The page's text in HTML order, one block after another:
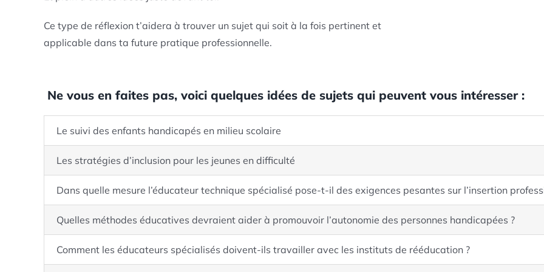
Ce type de réflexion t’aidera à trouver un sujet qui soit à la fois pertinent et
applicable dans ta future pratique professionnelle.
Ne vous en faites pas, voici quelques idées de sujets qui peuvent vous intéresser :
Le suivi des enfants handicapés en milieu scolaire
Les stratégies d’inclusion pour les jeunes en difficulté
Dans quelle mesure l’éducateur technique spécialisé pose-t-il des exigences pesantes sur l’insertion
Quelles méthodes éducatives devraient aider à promouvoir l’autonomie des personnes handicapées ?
Comment les éducateurs spécialisés doivent-ils travailler avec les instituts de rééducation ?